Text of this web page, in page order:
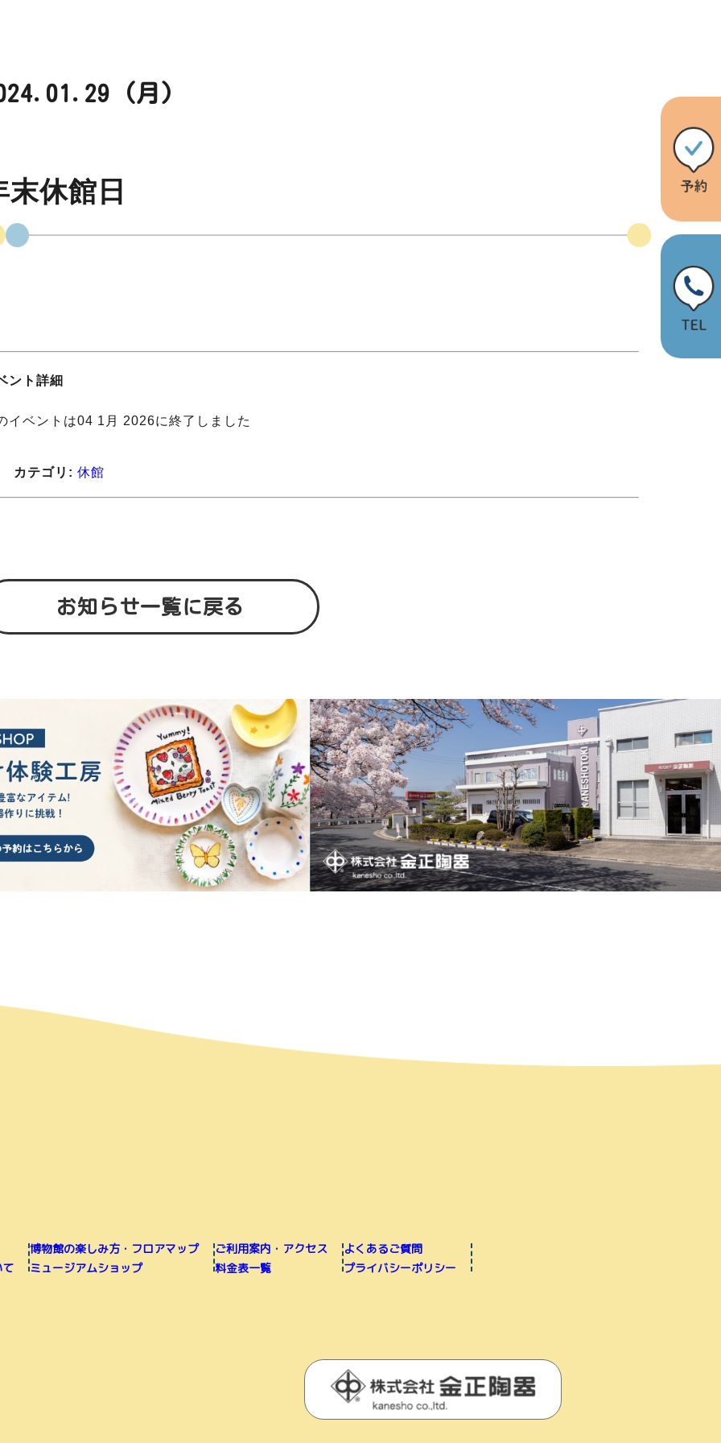
(月)
末休館日
ント詳細
イベントは04 1月 2026に終了しました
カテゴリ: 休館
お知らせ一覧に戻る
博物館の楽しみ方・フロアマップ
ミュージアムショップ
ご利用案内・アクセス
料金表一覧
よくあるご質問
プライバシーポリシー